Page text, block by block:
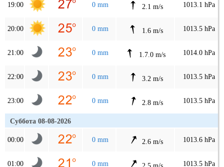
19:00 0 mm 2.1 m/s 1013.1 hPa
20:00 0 mm 1.6 m/s 1013.5 hPa
21:00 0 mm 1.7.0 m/s 1014.0 hPa
22:00 0 mm 3.2 m/s 1013.5 hPa
23:00 0 mm 2.8 m/s 1013.5 hPa
Суббота 08-08-2026
00:00 0 mm 2.6 m/s 1013.6 hPa
01:00 0 mm 1013.5 hPa